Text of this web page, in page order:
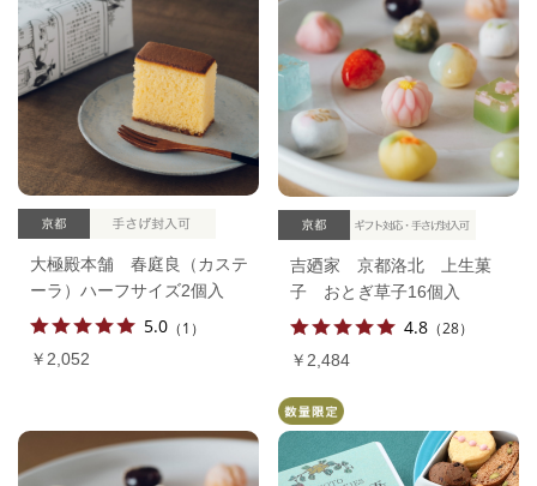
大極殿本舗 春庭良（カステ
ーラ）ハーフサイズ2個入
5.0 （1）
￥2,052
吉廼家 京都洛北 上生菓
子 おとぎ草子16個入
4.8 （28）
￥2,484